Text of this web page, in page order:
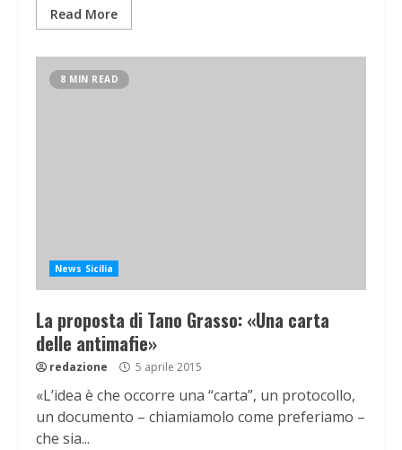
Read More
8 MIN READ
News Sicilia
La proposta di Tano Grasso: «Una carta
delle antimafie»
redazione 5 aprile 2015
«L’idea è che occorre una “carta”, un protocollo,
un documento – chiamiamolo come preferiamo –
che sia...